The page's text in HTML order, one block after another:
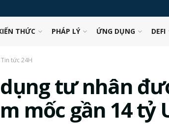
THỨC PHÁP LÝ ỨNG DỤNG DEFI
Tin tức 24H
tư nhân
mốc gần 14 tỷ